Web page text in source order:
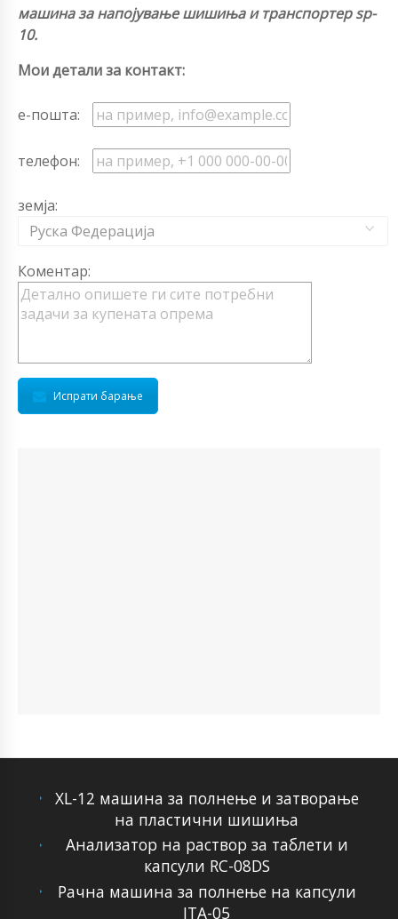
машина за напојување шишиња и транспортер sp-
10.
Мои детали за контакт:
е-пошта:
телефон:
земја:
Руска Федерација
Коментар:
Испрати барање
XL-12 машина за полнење и затворање
на пластични шишиња
Анализатор на раствор за таблети и
капсули RC-08DS
Рачна машина за полнење на капсули
ITA-05